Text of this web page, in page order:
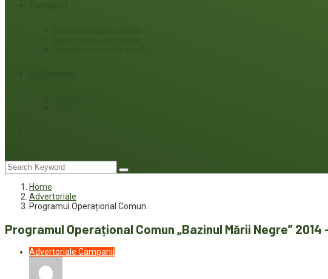
Home
Advertoriale
Programul Operațional Comun…
Programul Operațional Comun „Bazinul Mării Negre”
Advertoriale Campanii